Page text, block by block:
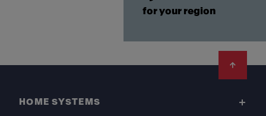
for your region
HOME SYSTEMS